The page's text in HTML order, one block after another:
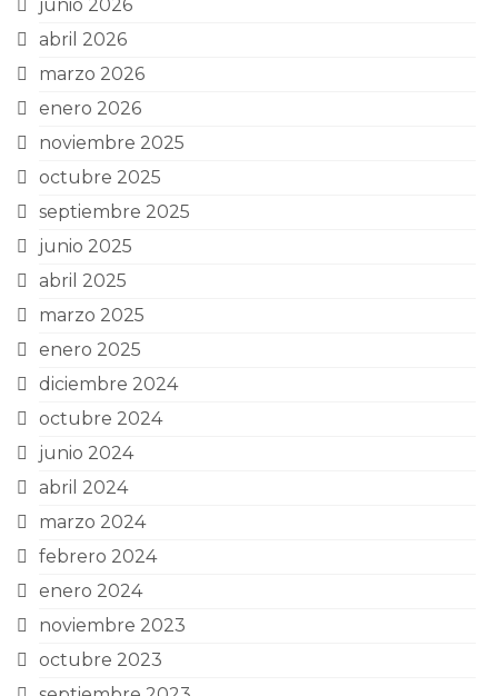
junio 2026
abril 2026
marzo 2026
enero 2026
noviembre 2025
octubre 2025
septiembre 2025
junio 2025
abril 2025
marzo 2025
enero 2025
diciembre 2024
octubre 2024
junio 2024
abril 2024
marzo 2024
febrero 2024
enero 2024
noviembre 2023
octubre 2023